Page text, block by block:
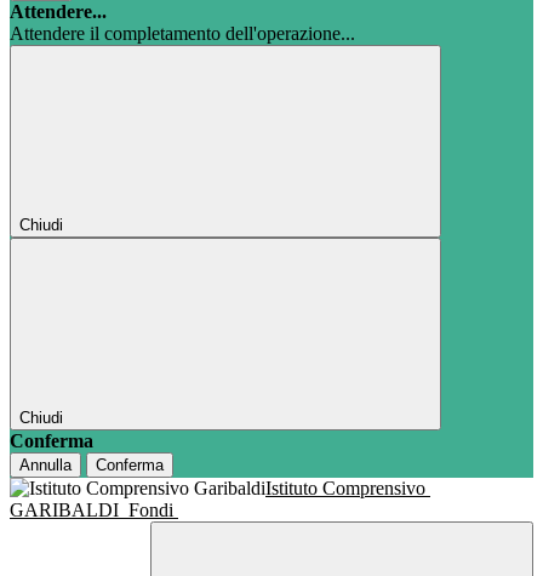
Attendere...
Attendere il completamento dell'operazione...
Chiudi
Chiudi
Conferma
Annulla Conferma
Istituto Comprensivo
GARIBALDI Fondi